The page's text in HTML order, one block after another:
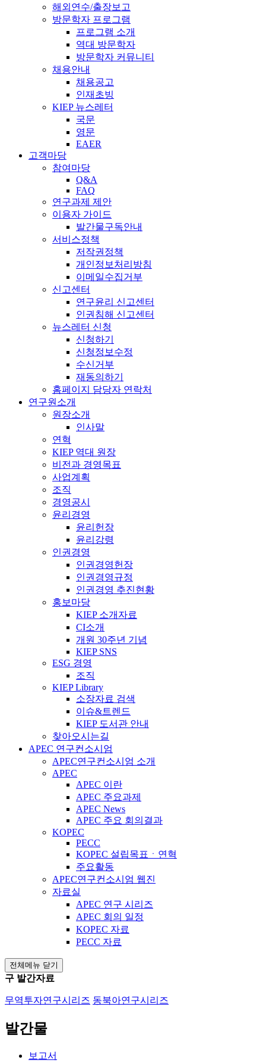
해외연수/출장보고
방문학자 프로그램
프로그램 소개
역대 방문학자
방문학자 커뮤니티
채용안내
채용공고
인재초빙
KIEP 뉴스레터
국문
영문
EAER
고객마당
참여마당
Q&A
FAQ
연구과제 제안
이용자 가이드
발간물구독안내
서비스정책
저작권정책
개인정보처리방침
이메일수집거부
신고센터
연구윤리 신고센터
인권침해 신고센터
뉴스레터 신청
신청하기
신청정보수정
수신거부
재동의하기
홈페이지 담당자 연락처
연구원소개
원장소개
인사말
연혁
KIEP 역대 원장
비전과 경영목표
사업계획
조직
경영공시
윤리경영
윤리헌장
윤리강령
인권경영
인권경영헌장
인권경영규정
인권경영 추진현황
홍보마당
KIEP 소개자료
CI소개
개원 30주년 기념
KIEP SNS
ESG 경영
조직
KIEP Library
소장자료 검색
이슈&트렌드
KIEP 도서관 안내
찾아오시는길
APEC 연구컨소시엄
APEC연구컨소시엄 소개
APEC
APEC 이란
APEC 주요과제
APEC News
APEC 주요 회의결과
KOPEC
PECC
KOPEC 설립목표ㆍ연혁
주요활동
APEC연구컨소시엄 웹진
자료실
APEC 연구 시리즈
APEC 회의 일정
KOPEC 자료
PECC 자료
전체메뉴 닫기
구 발간자료
무역투자연구시리즈 동북아연구시리즈
발간물
보고서